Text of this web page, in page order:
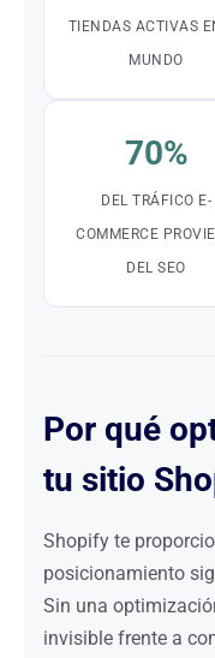
TIENDAS ACTIVAS
MUNDO
70%
DEL TRÁFICO E-
COMMERCE
DEL SEO
Por qué
tu sitio
Shopify te
posicionamiento
Sin una
invisible frente a